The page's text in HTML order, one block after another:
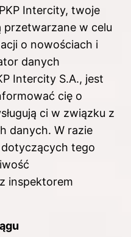
Intercity, twoje
przetwarzane w celu
o nowościach i
danych
Intercity S.A., jest
cię o
ci w związku z
danych. W razie
tego
inspektorem